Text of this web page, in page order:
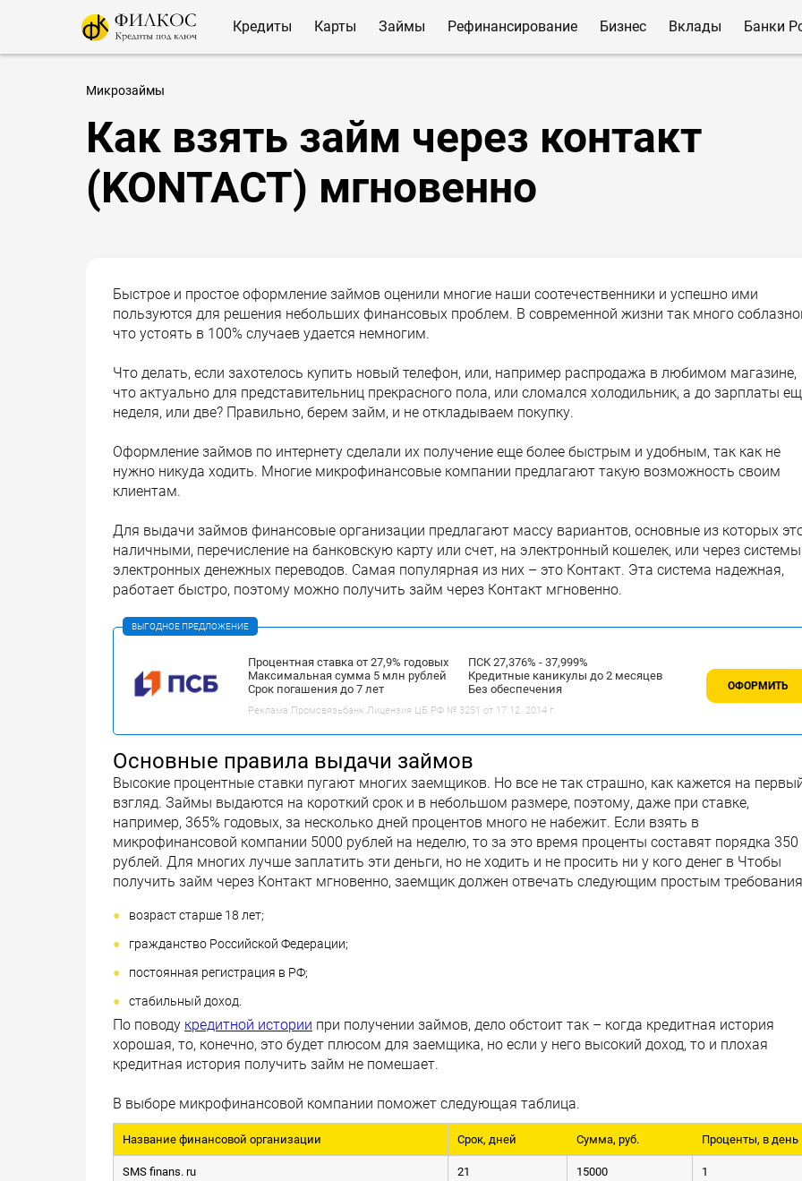
Кредиты Карты Займы Рефинансирование Бизнес Вклады Банки
Микрозаймы
Как взять займ через контакт
(KONTACT) мгновенно
Быстрое и простое оформление займов оценили многие наши соотечественники и успешно ими
пользуются для решения небольших финансовых проблем. В современной жизни так много
что устоять в 100% случаев удается немногим.
Что делать, если захотелось купить новый телефон, или, например распродажа в любимом магазине,
что актуально для представительниц прекрасного пола, или сломался холодильник, а до зарплаты
неделя, или две? Правильно, берем займ, и не откладываем покупку.
Оформление займов по интернету сделали их получение еще более быстрым и удобным, так как не
нужно никуда ходить. Многие микрофинансовые компании предлагают такую возможность своим
клиентам.
Для выдачи займов финансовые организации предлагают массу вариантов, основные из которых
наличными, перечисление на банковскую карту или счет, на электронный кошелек, или через системы
электронных денежных переводов. Самая популярная из них – это Контакт. Эта система надежная,
работает быстро, поэтому можно получить займ через Контакт мгновенно.
ВЫГОДНОЕ ПРЕДЛОЖЕНИЕ
Процентная ставка от 27,9% годовых
Максимальная сумма 5 млн рублей
Срок погашения до 7 лет
ПСК 27,376% - 37,999%
Кредитные каникулы до 2 месяцев
Без обеспечения
Реклама Промсвязьбанк.Лицензия ЦБ РФ № 3251 от 17.12. 2014 г.
ОФОРМИТЬ
Основные правила выдачи займов
Высокие процентные ставки пугают многих заемщиков. Но все не так страшно, как кажется на
взгляд. Займы выдаются на короткий срок и в небольшом размере, поэтому, даже при ставке,
например, 365% годовых, за несколько дней процентов много не набежит. Если взять в
микрофинансовой компании 5000 рублей на неделю, то за это время проценты составят порядка 350
рублей. Для многих лучше заплатить эти деньги, но не ходить и не просить ни у кого денег в Чтобы
получить займ через Контакт мгновенно, заемщик должен отвечать следующим простым
возраст старше 18 лет;
гражданство Российской Федерации;
постоянная регистрация в РФ;
стабильный доход.
По поводу кредитной истории при получении займов, дело обстоит так – когда кредитная история
хорошая, то, конечно, это будет плюсом для заемщика, но если у него высокий доход, то и плохая
кредитная история получить займ не помешает.
В выборе микрофинансовой компании поможет следующая таблица.
Название финансовой организации Срок, дней Сумма, руб. Проценты, в день
SMS finans. ru 21 15000 1